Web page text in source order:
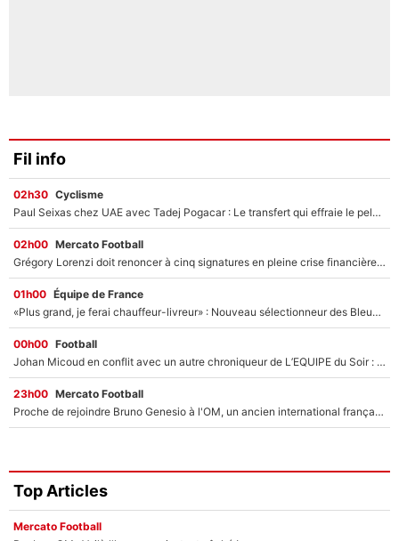
Fil info
02h30 Cyclisme
Paul Seixas chez UAE avec Tadej Pogacar : Le transfert qui effraie le peloton, «c’est la pire des choses qui puisse arriver»
02h00 Mercato Football
Grégory Lorenzi doit renoncer à cinq signatures en pleine crise financière : L’IA propose sept noms à l’OM pour un mercato réussi... à seulement 5M€ !
01h00 Équipe de France
«Plus grand, je ferai chauffeur-livreur» : Nouveau sélectionneur des Bleus, Zinédine Zidane s’était imaginé un avenir très différent lorsqu'il était enfant
00h00 Football
Johan Micoud en conflit avec un autre chroniqueur de L’EQUIPE du Soir : «Pendant un moment, je ne les ai pas remis ensemble dans l'émission»
23h00 Mercato Football
Proche de rejoindre Bruno Genesio à l'OM, un ancien international français va finalement débarquer... sur RMC !
Top Articles
Mercato Football